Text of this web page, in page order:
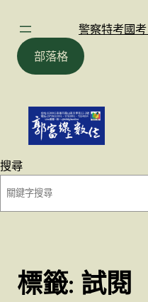
警察特考國
部落格
搜尋
標籤: 試閱